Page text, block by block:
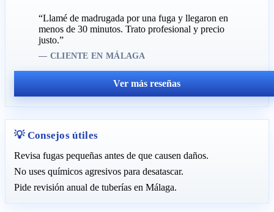
“Llamé de madrugada por una fuga y llegaron en
menos de 30 minutos. Trato profesional y precio
justo.”
— CLIENTE EN MÁLAGA
Ver más reseñas
💡 Consejos útiles
Revisa fugas pequeñas antes de que causen daños.
No uses químicos agresivos para desatascar.
Pide revisión anual de tuberías en Málaga.